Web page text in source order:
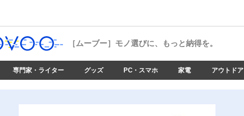
［ムーブー］ モノ選びに、もっと納得を。
専門家・ライター グッズ PC・スマホ 家電 アウトドア